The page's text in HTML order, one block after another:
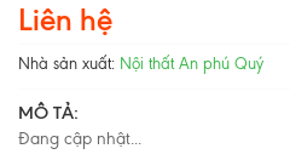
Liên hệ
Nhà sản xuất: Nội thất An phú Quý
MÔ TẢ:
Đang cập nhật...